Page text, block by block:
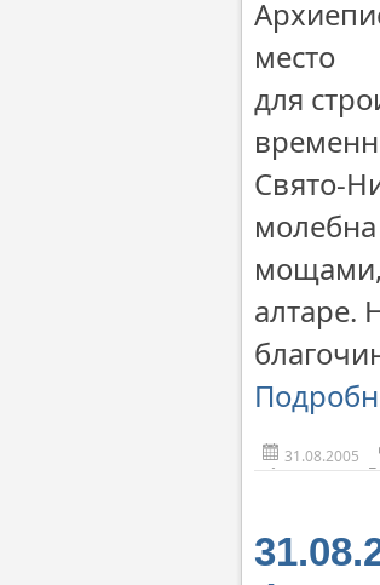
место
для
Свято-
мощами,
алтаре.
31.08.2005